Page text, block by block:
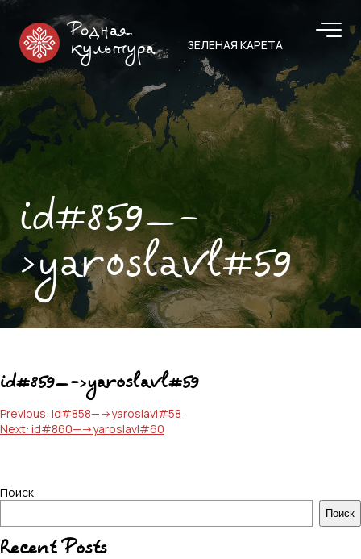
Родная
культура
ЗЕЛЕНАЯ КАРЕТА
id#859—-
>yaroslavl#59
id#859—->yaroslavl#59
Навигация
по
Previous: id#858—->yaroslavl#58
Next: id#860—->yaroslavl#60
Поиск
Поиск
Recent Posts